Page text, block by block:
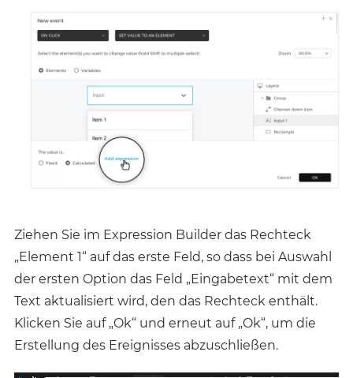
Ziehen Sie im Expression Builder das Rechteck
„Element 1“ auf das erste Feld, so dass bei Auswahl
der ersten Option das Feld „Eingabetext“ mit dem
Text aktualisiert wird, den das Rechteck enthält.
Klicken Sie auf „Ok“ und erneut auf „Ok“, um die
Erstellung des Ereignisses abzuschließen.